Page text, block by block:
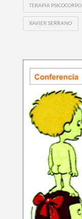
TERAPIA
XAVIER SERRANO